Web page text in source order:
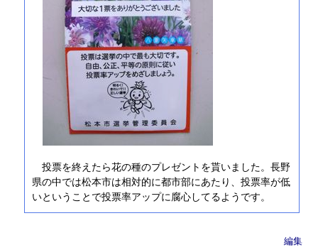
投票を終えたら花の種のプレゼントを貰いました。長野
県の中では松本市は相対的に都市部にあたり、投票率が低
いということで投票率アップに腐心してるようです。
編集